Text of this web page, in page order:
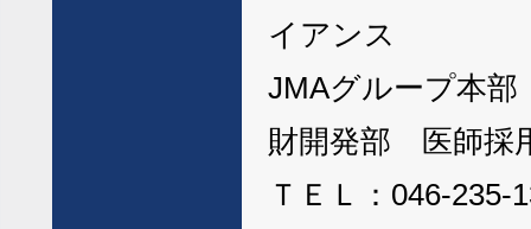
イアンス
JMAグループ本
財開発部 医師採
ＴＥＬ：046-235-